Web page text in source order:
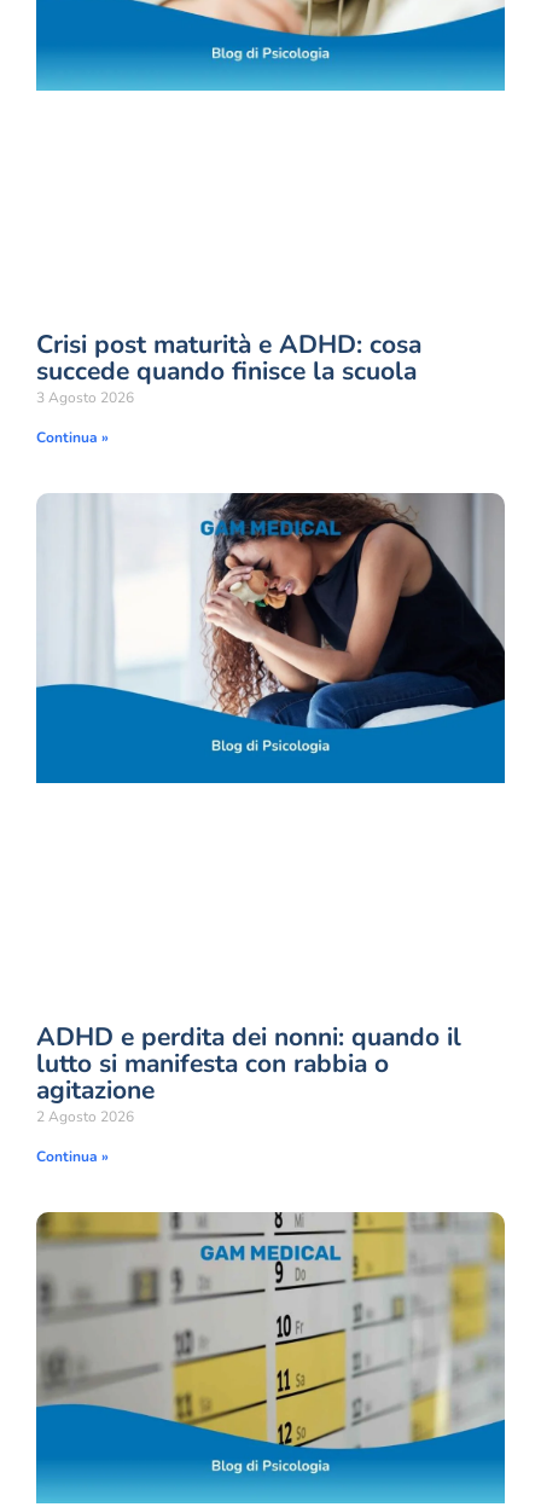
Crisi post maturità e ADHD: cosa
succede quando finisce la scuola
3 Agosto 2026
Continua »
ADHD e perdita dei nonni: quando il
lutto si manifesta con rabbia o
agitazione
2 Agosto 2026
Continua »